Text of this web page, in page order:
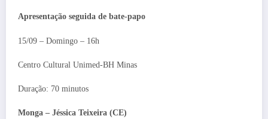
Apresentação seguida de bate-papo
15/09 – Domingo – 16h
Centro Cultural Unimed-BH Minas
Duração: 70 minutos
Monga – Jéssica Teixeira (CE)